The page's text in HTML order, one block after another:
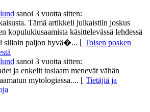
sanoi 3 vuotta sitten:
Tämä artikkeli julkaistiin joskus
kopulukiusaamista käsittelevässä lehdessä
silloin paljon hyvä�...
Toisen posken
sanoi 3 vuotta sitten:
ja enkelit tosiaam menevät vähän
mytologiassa....
Tietäjiä ja